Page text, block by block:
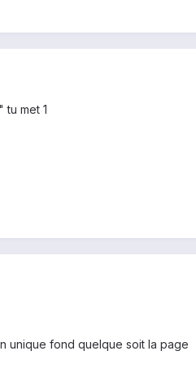
met 1
unique fond quelque soit la page